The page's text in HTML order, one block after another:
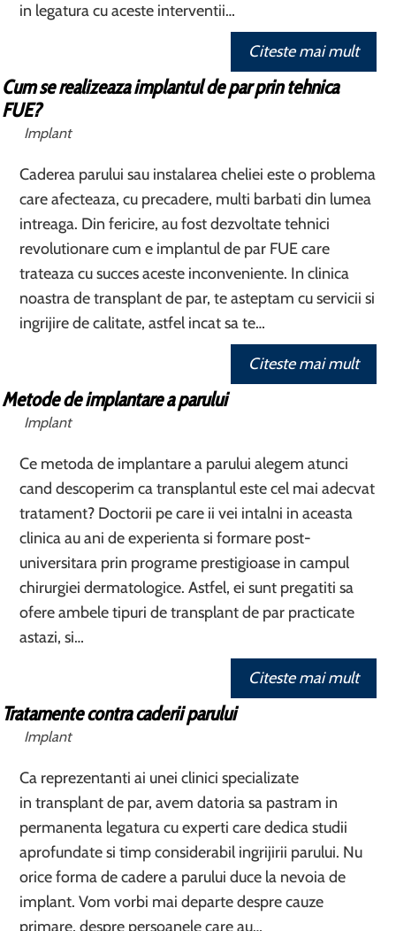
in legatura cu aceste interventii…
Citeste mai mult
Cum se realizeaza implantul de par prin tehnica
FUE?
Implant
Caderea parului sau instalarea cheliei este o problema
care afecteaza, cu precadere, multi barbati din lumea
intreaga. Din fericire, au fost dezvoltate tehnici
revolutionare cum e implantul de par FUE care
trateaza cu succes aceste inconveniente. In clinica
noastra de transplant de par, te asteptam cu servicii si
ingrijire de calitate, astfel incat sa te…
Citeste mai mult
Metode de implantare a parului
Implant
Ce metoda de implantare a parului alegem atunci
cand descoperim ca transplantul este cel mai adecvat
tratament? Doctorii pe care ii vei intalni in aceasta
clinica au ani de experienta si formare post-
universitara prin programe prestigioase in campul
chirurgiei dermatologice. Astfel, ei sunt pregatiti sa
ofere ambele tipuri de transplant de par practicate
astazi, si…
Citeste mai mult
Tratamente contra caderii parului
Implant
Ca reprezentanti ai unei clinici specializate
in transplant de par, avem datoria sa pastram in
permanenta legatura cu experti care dedica studii
aprofundate si timp considerabil ingrijirii parului. Nu
orice forma de cadere a parului duce la nevoia de
implant. Vom vorbi mai departe despre cauze
primare, despre persoanele care au…